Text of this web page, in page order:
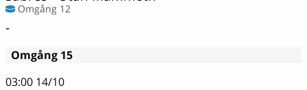
Omgång 12
-
Omgång 15
03:00 14/10